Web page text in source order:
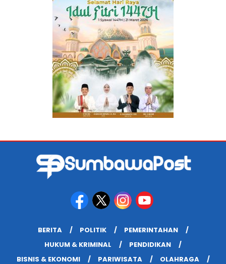
BERITA POLITIK
PEMERINTAHAN
HUKUM & KRIMINAL
PENDIDIKAN
BISNIS & EKONOMI
PARIWISATA OLAHRAGA